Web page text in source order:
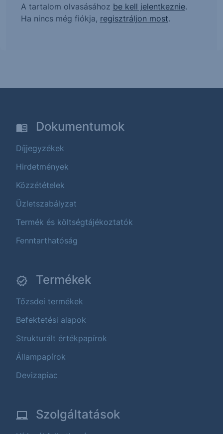
A tartalom olvasásához be kell jelentkeznie.
Ha nincs még fiókja, regisztráljon most.
Dokumentumok
Díjjegyzékek
Hirdetmények
Közzétételek
Üzletszabályzat
Termék és költségtájékoztatók
Fenntarthatóság
Termékek
Tőzsdei termékek
Befektetési alapok
Strukturált értékpapírok
Állampapírok
Devizapiac
Szolgáltatások